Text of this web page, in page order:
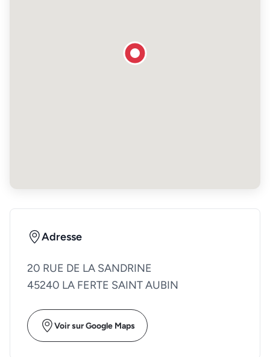
Adresse
20 RUE DE LA SANDRINE
45240 LA FERTE SAINT AUBIN
Voir sur Google Maps